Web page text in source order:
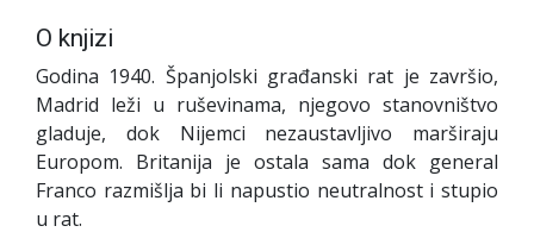
O knjizi
Godina 1940. Španjolski građanski rat je završio,
Madrid leži u ruševinama, njegovo stanovništvo
gladuje, dok Nijemci nezaustavljivo marširaju
Europom. Britanija je ostala sama dok general
Franco razmišlja bi li napustio neutralnost i stupio
u rat.